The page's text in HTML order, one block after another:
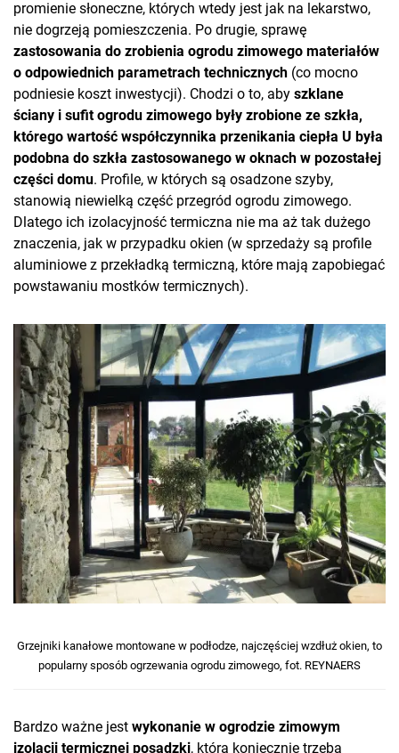
promienie słoneczne, których wtedy jest jak na lekarstwo,
nie dogrzeją pomieszczenia. Po drugie, sprawę
zastosowania do zrobienia ogrodu zimowego materiałów
o odpowiednich parametrach technicznych (co mocno
podniesie koszt inwestycji). Chodzi o to, aby szklane
ściany i sufit ogrodu zimowego były zrobione ze szkła,
którego wartość współczynnika przenikania ciepła U była
podobna do szkła zastosowanego w oknach w pozostałej
części domu. Profile, w których są osadzone szyby,
stanowią niewielką część przegród ogrodu zimowego.
Dlatego ich izolacyjność termiczna nie ma aż tak dużego
znaczenia, jak w przypadku okien (w sprzedaży są profile
aluminiowe z przekładką termiczną, które mają zapobiegać
powstawaniu mostków termicznych).
Grzejniki kanałowe montowane w podłodze, najczęściej wzdłuż okien, to
popularny sposób ogrzewania ogrodu zimowego, fot. REYNAERS
Bardzo ważne jest wykonanie w ogrodzie zimowym
izolacji termicznej posadzki, którą koniecznie trzeba